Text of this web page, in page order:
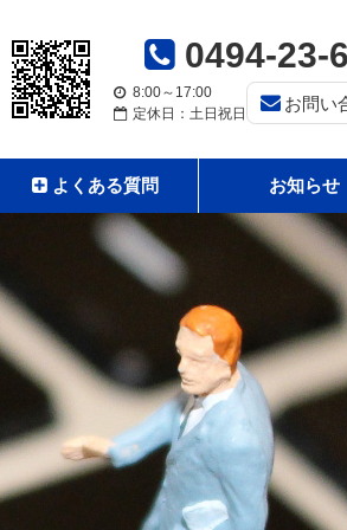
0494-23-
8:00～17:00
定休日：土日祝日
お問い
よくある質問 お知らせ